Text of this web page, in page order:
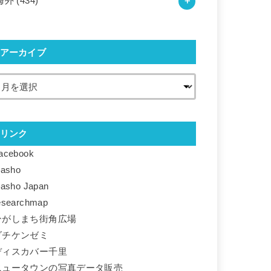
アーカイブ
リンク
Japan
がしまち街角広場
チケンゼミ
ィスカバー千里
ュータウンの写真データ販売